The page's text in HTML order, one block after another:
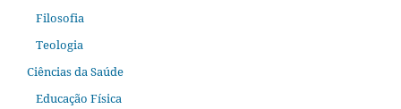
Filosofia
Teologia
Ciências da Saúde
Educação Física